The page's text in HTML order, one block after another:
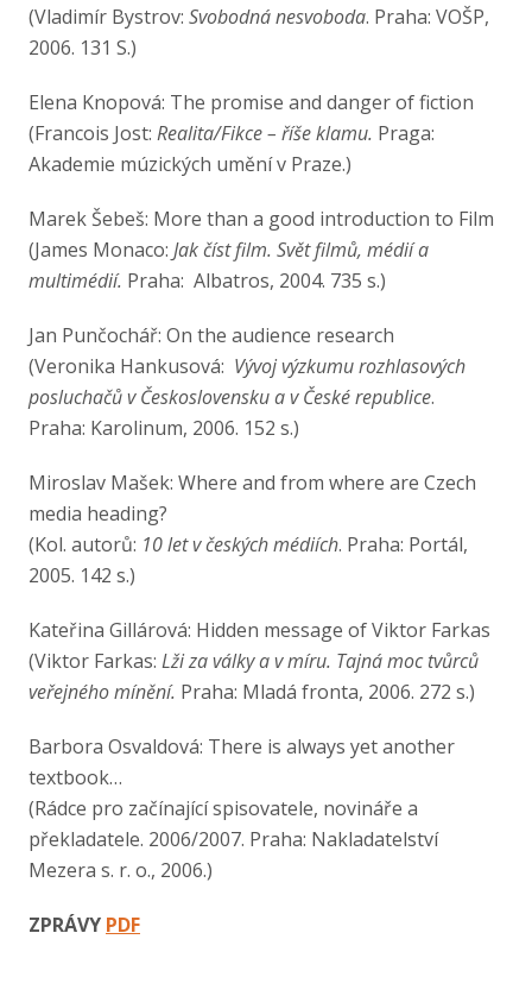
(Vladimír Bystrov: Svobodná nesvoboda. Praha: VOŠP,
2006. 131 S.)
Elena Knopová: The promise and danger of fiction
(Francois Jost: Realita/Fikce – říše klamu. Praga:
Akademie múzických umění v Praze.)
Marek Šebeš: More than a good introduction to Film
(James Monaco: Jak číst film. Svět filmů, médií a
multimédií. Praha: Albatros, 2004. 735 s.)
Jan Punčochář: On the audience research
(Veronika Hankusová: Vývoj výzkumu rozhlasových
posluchačů v Československu a v České republice.
Praha: Karolinum, 2006. 152 s.)
Miroslav Mašek: Where and from where are Czech
media heading?
(Kol. autorů: 10 let v českých médiích. Praha: Portál,
2005. 142 s.)
Kateřina Gillárová: Hidden message of Viktor Farkas
(Viktor Farkas: Lži za války a v míru. Tajná moc tvůrců
veřejného mínění. Praha: Mladá fronta, 2006. 272 s.)
Barbora Osvaldová: There is always yet another
textbook…
(Rádce pro začínající spisovatele, novináře a
překladatele. 2006/2007. Praha: Nakladatelství
Mezera s. r. o., 2006.)
ZPRÁVY PDF